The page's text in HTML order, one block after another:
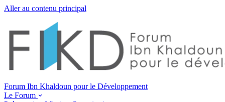
Aller au contenu principal
Forum Ibn Khaldoun pour le Développement
Le Forum